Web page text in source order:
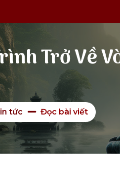
Trở Về
tức Đọc bài viết